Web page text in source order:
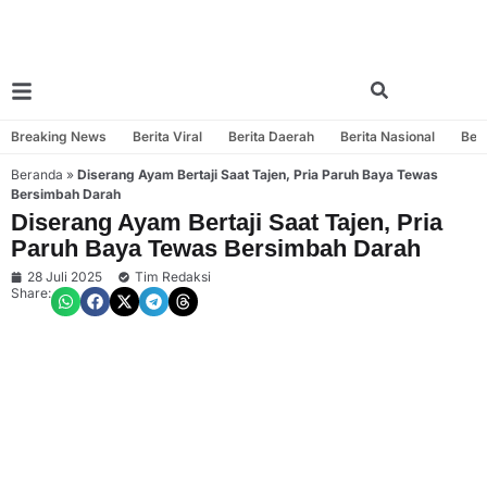
Breaking News Berita Viral Berita Daerah Berita Nasional
Beranda » Diserang Ayam Bertaji Saat Tajen, Pria Paruh Baya Tewas
Bersimbah Darah
Diserang Ayam Bertaji Saat Tajen, Pria
Paruh Baya Tewas Bersimbah Darah
28 Juli 2025
Tim Redaksi
Share: